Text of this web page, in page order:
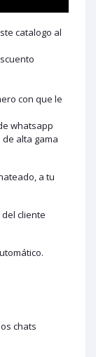
catalogo al
con que le
whatsapp
alta gama
a tu
cliente
chats